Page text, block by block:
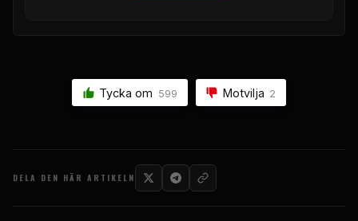
Tycka om 599 Motvilja 2
DELA DEN HÄR ARTIKELN